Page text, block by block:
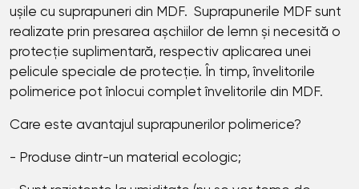
ușile cu suprapuneri din MDF. Suprapunerile MDF sunt
realizate prin presarea așchiilor de lemn și necesită o
protecție suplimentară, respectiv aplicarea unei
pelicule speciale de protecție. În timp, învelitorile
polimerice pot înlocui complet învelitorile din MDF.
Care este avantajul suprapunerilor polimerice?
- Produse dintr-un material ecologic;